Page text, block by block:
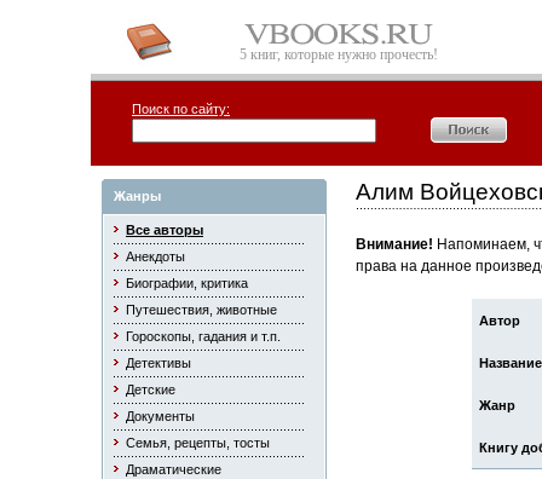
5 книг, которые нужно прочесть!
Поиск по сайту:
Жанры
Все авторы
Анекдоты
Биографии, критика
Путешествия, животные
Гороскопы, гадания и т.п.
Детективы
Детские
Документы
Семья, рецепты, тосты
Драматические
Алим
Внимание! Напоминаем,
права на данное
Автор
Название
Жанр
Книгу